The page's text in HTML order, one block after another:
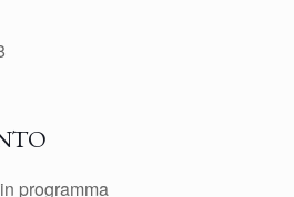
programma